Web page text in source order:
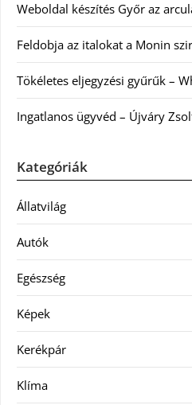
Weboldal készítés Győr az
Feldobja az italokat a Monin
Tökéletes eljegyzési gyűrűk –
Ingatlanos ügyvéd – Újváry
Kategóriák
Állatvilág
Autók
Egészség
Képek
Kerékpár
Klíma